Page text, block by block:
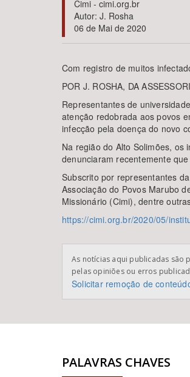
Cimi - cimi.org.br
Autor: J. Rosha
06 de Mai de 2020
Com registro de muitos
POR J. ROSHA, DA
Representantes de
atenção redobrada aos povos
infecção pela doença do novo
Na região do Alto Solimões, os
denunciaram recentemente
Subscrito por representantes
Associação do Povos Marubo
Missionário (Cimi), dentre
https://cimi.org.br/2020/05/
As notícias aqui publicadas são
pelas opiniões ou erros
Solicitar remoção de
PALAVRAS CHAVES